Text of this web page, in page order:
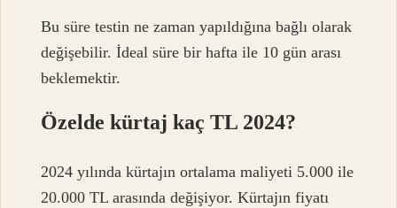
Bu süre testin ne zaman yapıldığına bağlı olarak
değişebilir. İdeal süre bir hafta ile 10 gün arası
beklemektir.
Özelde kürtaj kaç TL 2024?
2024 yılında kürtajın ortalama maliyeti 5.000 ile
20.000 TL arasında değişiyor. Kürtajın fiyatı